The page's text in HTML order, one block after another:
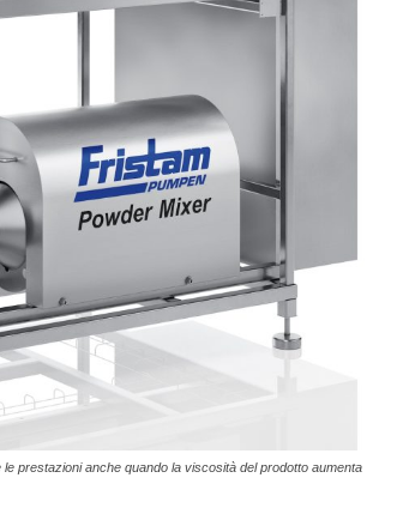
prestazioni anche quando la viscosità del prodotto aumenta